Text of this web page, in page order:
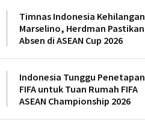
Timnas Indonesia Kehilangan
Marselino, Herdman Pastikan
Absen di ASEAN Cup 2026
Indonesia Tunggu Penetapan
FIFA untuk Tuan Rumah FIFA
ASEAN Championship 2026